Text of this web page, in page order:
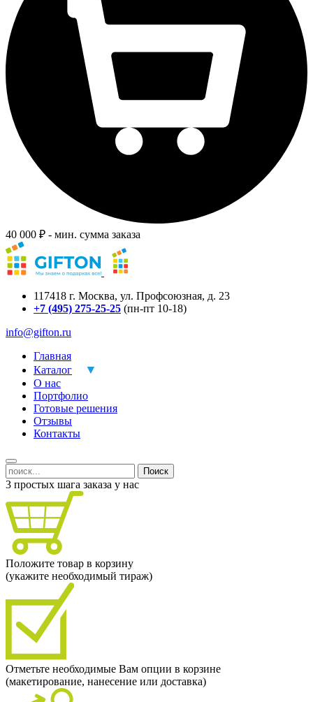
40 000 ₽ - мин. сумма заказа
117418 г. Москва, ул. Профсоюзная, д. 23
+7 (495) 275-25-25 (пн-пт 10-18)
info@gifton.ru
Главная
Каталог
О нас
Портфолио
Готовые решения
Отзывы
Контакты
Поиск
3 простых шага заказа у нас
Положите товар в корзину
(укажите необходимый тираж)
Отметьте необходимые Вам опции в корзине
(макетирование, нанесение или доставка)